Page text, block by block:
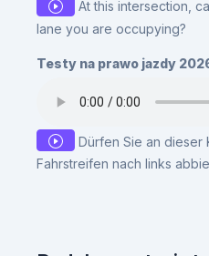
At this intersection,
lane you are occupying?
Testy na prawo jazdy
Dürfen Sie an dieser
Fahrstreifen nach links